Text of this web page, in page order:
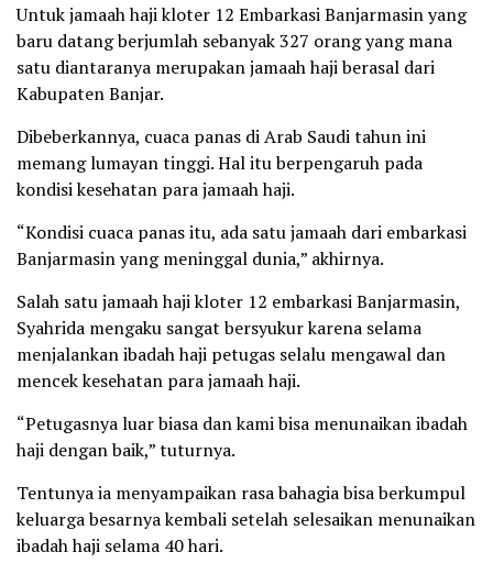
Untuk jamaah haji kloter 12 Embarkasi Banjarmasin yang
baru datang berjumlah sebanyak 327 orang yang mana
satu diantaranya merupakan jamaah haji berasal dari
Kabupaten Banjar.
Dibeberkannya, cuaca panas di Arab Saudi tahun ini
memang lumayan tinggi. Hal itu berpengaruh pada
kondisi kesehatan para jamaah haji.
“Kondisi cuaca panas itu, ada satu jamaah dari embarkasi
Banjarmasin yang meninggal dunia,” akhirnya.
Salah satu jamaah haji kloter 12 embarkasi Banjarmasin,
Syahrida mengaku sangat bersyukur karena selama
menjalankan ibadah haji petugas selalu mengawal dan
mencek kesehatan para jamaah haji.
“Petugasnya luar biasa dan kami bisa menunaikan ibadah
haji dengan baik,” tuturnya.
Tentunya ia menyampaikan rasa bahagia bisa berkumpul
keluarga besarnya kembali setelah selesaikan menunaikan
ibadah haji selama 40 hari.